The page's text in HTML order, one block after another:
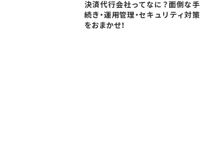
決済代行会社ってなに？面倒な手
続き・運用管理・セキュリティ対策
をおまかせ！